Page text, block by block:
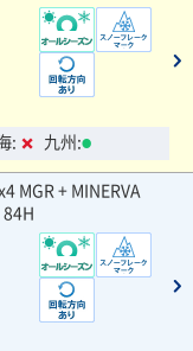
: 九州:
MGR + MINERVA
84H